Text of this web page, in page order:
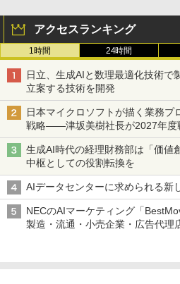
アクセスランキング
1時間 24時間
日立、生成AIと数理最適化技術で
立案する技術を開発
日本マイクロソフトが描く業務プ
戦略――津坂美樹社長が2027年度
生成AI時代の経理財務部は「価
中枢としての役割転換を
AIデータセンターに求められる新
NECのAIマーケティング「
製造・流通・小売企業・広告代理